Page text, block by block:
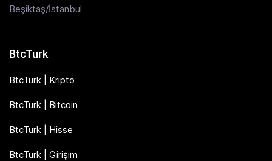
Beşiktaş/İstanbul
BtcTurk
BtcTurk | Kripto
BtcTurk | Bitcoin
BtcTurk | Hisse
BtcTurk | Girişim